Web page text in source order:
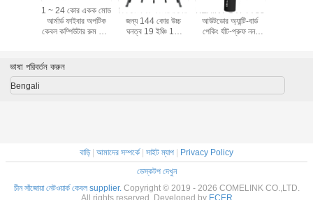
1 ~ 24 কোর একক মোড
আর্মার্ড ফাইবার অপটিক
কেবল কম্পিউটার রুম 0.9
বিগ ডেটা কম্পিউটার রুমের
জন্য 144 কোর উচ্চ
ঘনত্ব 19 ইঞ্চি 1U
KEXINT GYFTY83
আউটডোর অ্যান্টি-বার্ড
পেকিং র্যাট-প্রুফ নন-
ভাষা পরিবর্তন করুন
Bengali
বাড়ি| আমাদের সম্পর্কে| সাইট ম্যাপ | Privacy Policy
ডেস্কটপ দেখুন
চীন সাঁজোয়া নেটওয়ার্ক কেবল supplier. Copyright © 2019 - 2026 COMELINK CO.,LTD.
All rights reserved. Developed by ECER